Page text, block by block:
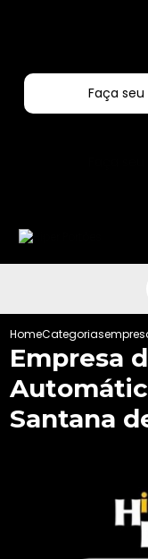
Faça
HomeCategorias
Empresa
Santana